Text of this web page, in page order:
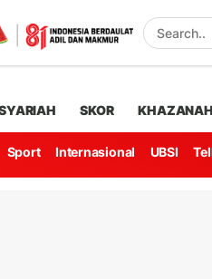
SKOR KHAZANAH
Sport Internasional UBSI